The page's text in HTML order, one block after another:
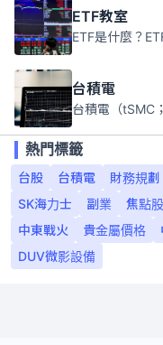
ETF教室
台積電
熱門標籤
台股
台積電 財務規劃
SK海力士
副業 焦點股
中東戰火
貴金屬價格
DUV微影設備